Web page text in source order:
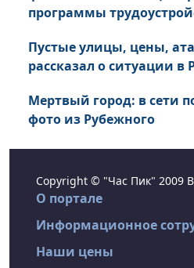
программы
Пустые улицы, цены,
рассказал о ситуации в
Мертвый город: в сети
фото из Рубежного
Copyright © "Час Пик" 2009
О портале
Информационное
Наши цены